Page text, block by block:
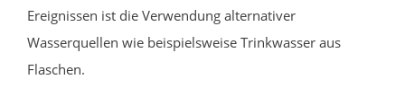
Ereignissen ist die Verwendung alternativer
Wasserquellen wie beispielsweise Trinkwasser aus
Flaschen.